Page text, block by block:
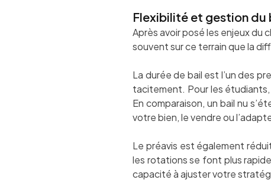
Flexibilité et gestion du
Après avoir posé les enjeux du
souvent sur ce terrain que la
La durée de bail est l’un des
tacitement. Pour les
En comparaison, un bail nu
votre bien, le vendre ou
Le préavis est également
les rotations se font plus
capacité à ajuster votre